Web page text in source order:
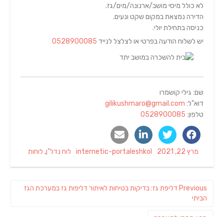
לא כולל מיסי מושב/ארנונה/מים/גז.
הדירה נמצאת במקום שקט ונעים.
כניסה בתחילת יולי.
יש לשלוח הודעה בפרטי או לצלצל לנייד 0528900085
שם: גילי קושמרו
דוא"ל: gilikushmaro@gmail.com
טלפון: 0528900085
Posted
מרץ 22, 2021 Author
internetic-portaleshkol
Categories
לוח נדל"ן, לוחות
Previous
Previous
דליפת גז: בדיקות בטיחות לאיתור דליפות גז במערכת הגז
הביתי